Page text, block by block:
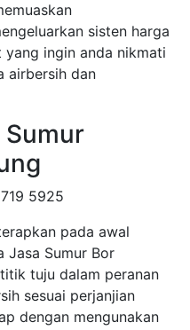
sisten harga
ingin anda nikmati
airbersih dan
Sumur
5925
pada awal
Jasa Sumur Bor
tuju dalam peranan
sesuai perjanjian
dengan mengunakan